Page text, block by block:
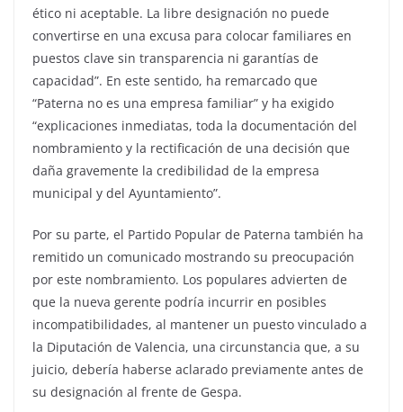
ético ni aceptable. La libre designación no puede
convertirse en una excusa para colocar familiares en
puestos clave sin transparencia ni garantías de
capacidad”. En este sentido, ha remarcado que
“Paterna no es una empresa familiar” y ha exigido
“explicaciones inmediatas, toda la documentación del
nombramiento y la rectificación de una decisión que
daña gravemente la credibilidad de la empresa
municipal y del Ayuntamiento”.
Por su parte, el Partido Popular de Paterna también ha
remitido un comunicado mostrando su preocupación
por este nombramiento. Los populares advierten de
que la nueva gerente podría incurrir en posibles
incompatibilidades, al mantener un puesto vinculado a
la Diputación de Valencia, una circunstancia que, a su
juicio, debería haberse aclarado previamente antes de
su designación al frente de Gespa.